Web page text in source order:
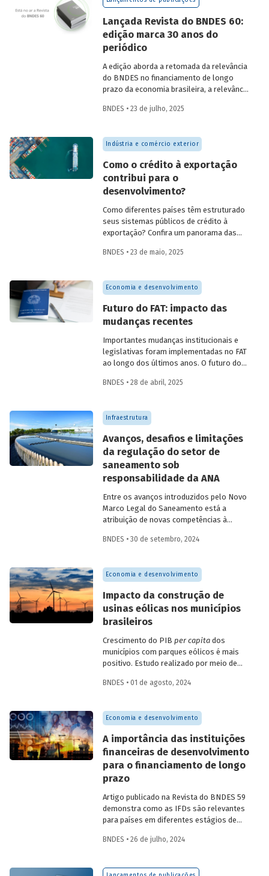
Lançada Revista do BNDES 60:
edição marca 30 anos do
periódico
A edição aborda a retomada da relevância
do BNDES no financiamento de longo
prazo da economia brasileira, a relevância
Amazônia e FGI para o desenvolvimento,
públicos de crédito à exportação, o novo
protagonismo da política industrial, um
método para calcular prêmio de risco em
projetos de infraestrutura e o controle
societário de companhias abertas por
fundos de investimento no Brasil.
BNDES • 23 de julho, 2025
Indústria e comércio exterior
Como o crédito à exportação
contribui para o
desenvolvimento?
Como diferentes países têm estruturado
seus sistemas públicos de crédito à
exportação? Confira um panorama das
entenda como esses sistemas
econômico, a inovação e a inserção
competitiva no mercado global.
BNDES • 23 de maio, 2025
Economia e desenvolvimento
Futuro do FAT: impacto das
mudanças recentes
Importantes mudanças institucionais e
legislativas foram implementadas no FAT
ao longo dos últimos anos. O futuro do
– depende do que será feito a partir delas.
do BNDES 60.
BNDES • 28 de abril, 2025
Infraestrutura
Avanços, desafios e limitações
da regulação do setor de
saneamento sob
responsabilidade da ANA
Entre os avanços introduzidos pelo Novo
Marco Legal do Saneamento está a
atribuição de novas competências à
Básico (ANA) para regularização do setor.
desafios desse percurso e a importância
de superá-los.
BNDES • 30 de setembro, 2024
Economia e desenvolvimento
Impacto da construção de
usinas eólicas nos municípios
brasileiros
Crescimento do PIB per capitados
municípios com parques eólicos é mais
positivo. Estudo realizado por meio de
resultados mais significativos dois a três
dispersão posterior.
BNDES • 01 de agosto, 2024
Economia e desenvolvimento
A importância das instituições
financeiras de desenvolvimento
para o financiamento de longo
prazo
Artigo publicado na Revista do BNDES 59
demonstra como as IFDs são relevantes
para países em diferentes estágios de
de estabilidade quanto nos de crise
para o desenvolvimento sustentável.
BNDES • 26 de julho, 2024